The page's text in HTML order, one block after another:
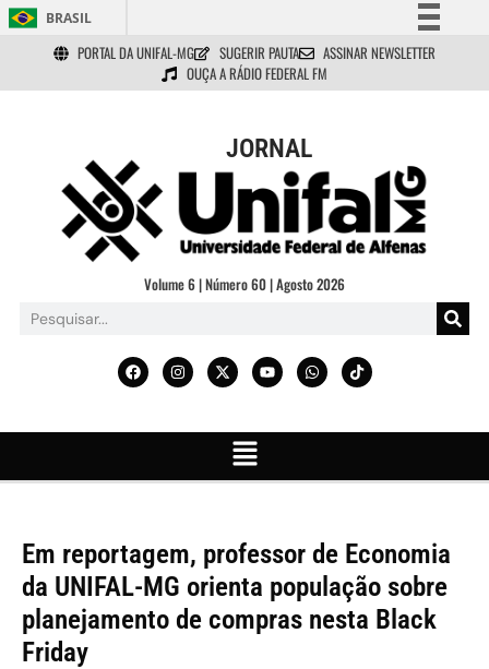
BRASIL
Simplifique!
Comunica BR
Acesso à informação
Legislação
Canais
PORTAL DA UNIFAL-MG SUGERIR PAUTA
ASSINAR NEWSLETTER
OUÇA A RÁDIO FEDERAL FM
JORNAL
Volume 6 | Número 60 | Agosto 2026
Em reportagem, professor de Economia
da UNIFAL-MG orienta população sobre
planejamento de compras nesta Black
Friday